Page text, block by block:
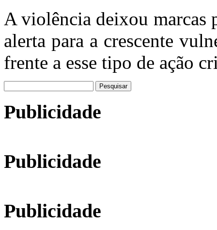
A violência deixou marcas
alerta para a crescente
frente a esse tipo de ação
por:
Publicidade
Publicidade
Publicidade